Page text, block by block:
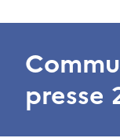
presse